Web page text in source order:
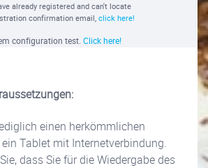
already registered and can't locate
confirmation email, click here!
configuration test. Click here!
einen herkömmlichen
Tablet mit Internetverbindung.
dass Sie für die Wiedergabe des